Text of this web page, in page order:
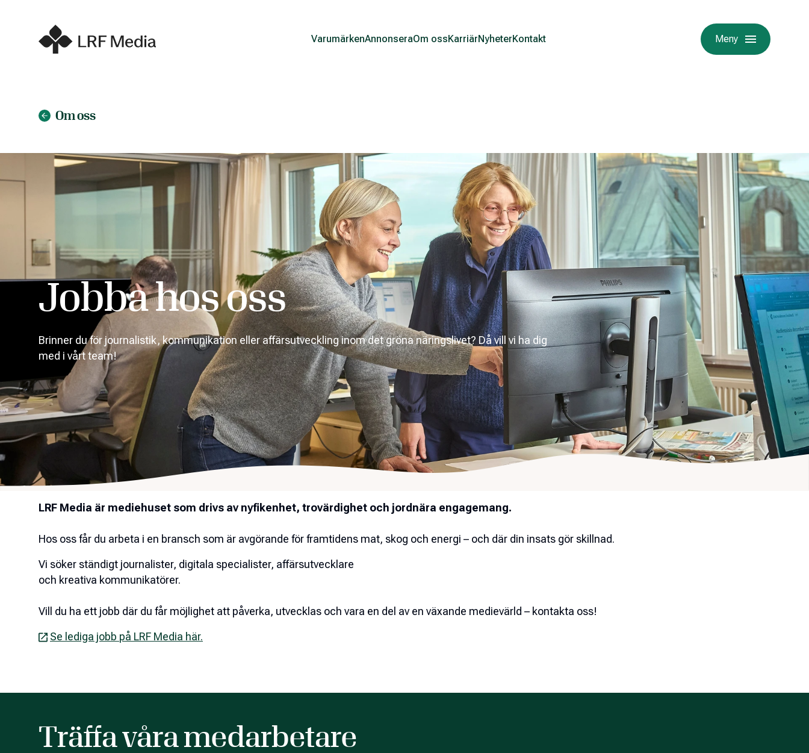
VarumärkenAnnonseraOm ossKarriärNyheterKontakt Meny
Om oss
Jobba hos oss
Brinner du för journalistik, kommunikation eller affärsutveckling inom det gröna näringslivet? Då vill vi ha dig
med i vårt team!
LRF Media är mediehuset som drivs av nyfikenhet, trovärdighet och jordnära engagemang.
Hos oss får du arbeta i en bransch som är avgörande för framtidens mat, skog och energi – och där din insats gör skillnad.
Vi söker ständigt journalister, digitala specialister, affärsutvecklare
och kreativa kommunikatörer.
Vill du ha ett jobb där du får möjlighet att påverka, utvecklas och vara en del av en växande medievärld – kontakta oss!
Se lediga jobb på LRF Media här.
Träffa våra medarbetare